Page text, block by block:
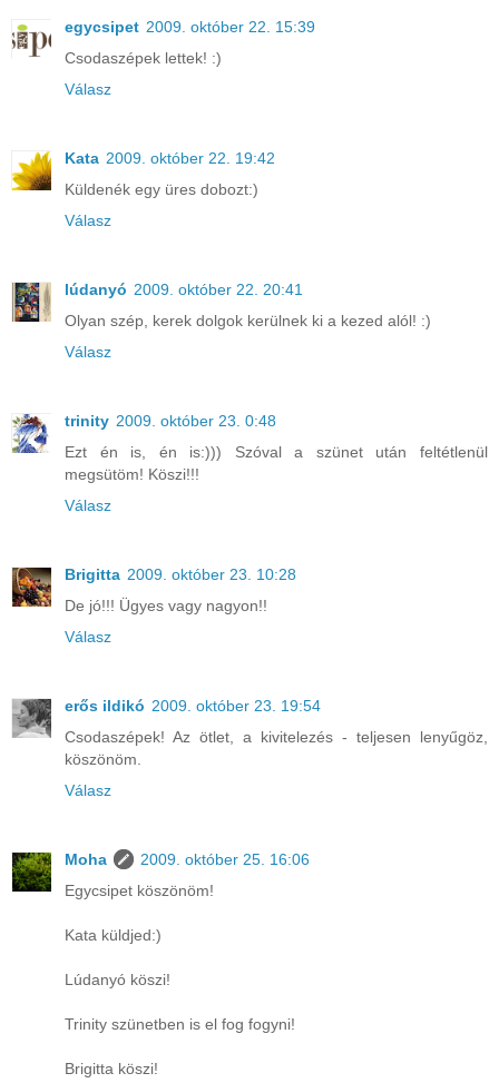
egycsipet 2009. október 22. 15:39
Csodaszépek lettek! :)
Válasz
Kata 2009. október 22. 19:42
Küldenék egy üres dobozt:)
Válasz
lúdanyó 2009. október 22. 20:41
Olyan szép, kerek dolgok kerülnek ki a kezed alól! :)
Válasz
trinity 2009. október 23. 0:48
Ezt én is, én is:))) Szóval a szünet után feltétlenül
megsütöm! Köszi!!!
Válasz
Brigitta 2009. október 23. 10:28
De jó!!! Ügyes vagy nagyon!!
Válasz
erős ildikó 2009. október 23. 19:54
Csodaszépek! Az ötlet, a kivitelezés - teljesen lenyűgöz,
köszönöm.
Válasz
Moha
2009. október 25. 16:06
Egycsipet köszönöm!
Kata küldjed:)
Lúdanyó köszi!
Trinity szünetben is el fog fogyni!
Brigitta köszi!